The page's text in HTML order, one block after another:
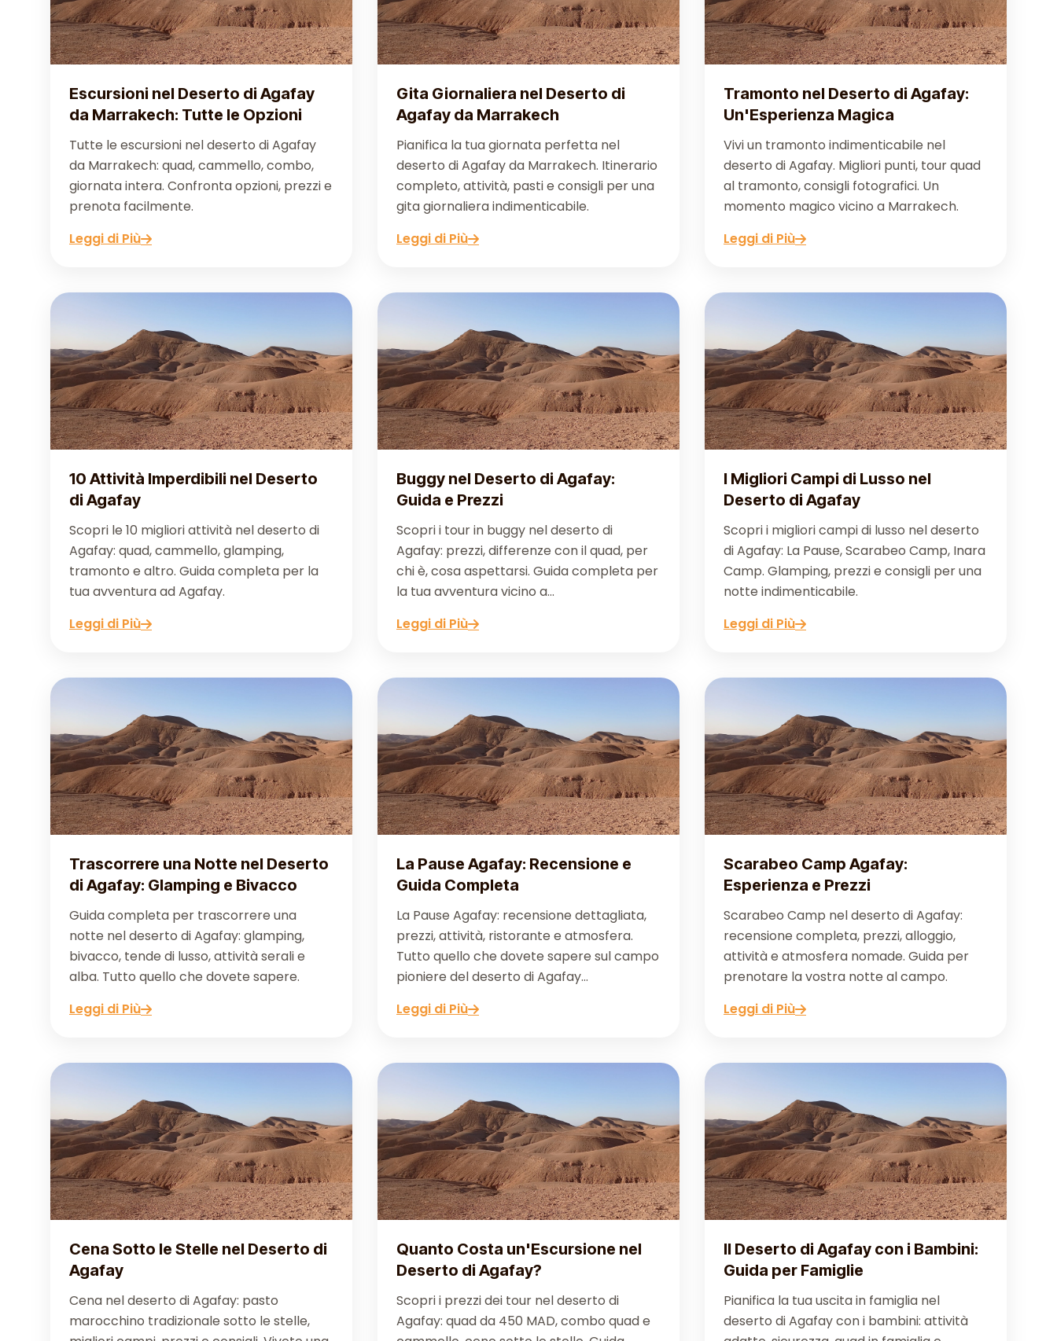
Escursioni nel Deserto di Agafay
da Marrakech: Tutte le Opzioni
Tutte le escursioni nel deserto di Agafay
da Marrakech: quad, cammello, combo,
giornata intera. Confronta opzioni, prezzi e
prenota facilmente.
Leggi di Più
Gita Giornaliera nel Deserto di
Agafay da Marrakech
Pianifica la tua giornata perfetta nel
deserto di Agafay da Marrakech. Itinerario
completo, attività, pasti e consigli per una
gita giornaliera indimenticabile.
Leggi di Più
Tramonto nel Deserto di Agafay:
Un'Esperienza Magica
Vivi un tramonto indimenticabile nel
deserto di Agafay. Migliori punti, tour quad
al tramonto, consigli fotografici. Un
momento magico vicino a Marrakech.
Leggi di Più
10 Attività Imperdibili nel Deserto
di Agafay
Scopri le 10 migliori attività nel deserto di
Agafay: quad, cammello, glamping,
tramonto e altro. Guida completa per la
tua avventura ad Agafay.
Leggi di Più
Buggy nel Deserto di Agafay:
Guida e Prezzi
Scopri i tour in buggy nel deserto di
Agafay: prezzi, differenze con il quad, per
chi è, cosa aspettarsi. Guida completa per
la tua avventura vicino a...
Leggi di Più
I Migliori Campi di Lusso nel
Deserto di Agafay
Scopri i migliori campi di lusso nel deserto
di Agafay: La Pause, Scarabeo Camp, Inara
Camp. Glamping, prezzi e consigli per una
notte indimenticabile.
Leggi di Più
Trascorrere una Notte nel Deserto
di Agafay: Glamping e Bivacco
Guida completa per trascorrere una
notte nel deserto di Agafay: glamping,
bivacco, tende di lusso, attività serali e
alba. Tutto quello che dovete sapere.
Leggi di Più
La Pause Agafay: Recensione e
Guida Completa
La Pause Agafay: recensione dettagliata,
prezzi, attività, ristorante e atmosfera.
Tutto quello che dovete sapere sul campo
pioniere del deserto di Agafay...
Leggi di Più
Scarabeo Camp Agafay:
Esperienza e Prezzi
Scarabeo Camp nel deserto di Agafay:
recensione completa, prezzi, alloggio,
attività e atmosfera nomade. Guida per
prenotare la vostra notte al campo.
Leggi di Più
Cena Sotto le Stelle nel Deserto di
Agafay
Cena nel deserto di Agafay: pasto
marocchino tradizionale sotto le stelle,
Quanto Costa un'Escursione nel
Deserto di Agafay?
Scopri i prezzi dei tour nel deserto di
Agafay: quad da 450 MAD, combo quad e
Il Deserto di Agafay con i Bambini:
Guida per Famiglie
Pianifica la tua uscita in famiglia nel
deserto di Agafay con i bambini: attività